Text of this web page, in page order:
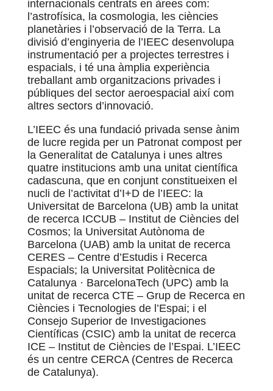
internacionals centrats en àrees com:
l’astrofísica, la cosmologia, les ciències
planetàries i l’observació de la Terra. La
divisió d’enginyeria de l’IEEC desenvolupa
instrumentació per a projectes terrestres i
espacials, i té una àmplia experiència
treballant amb organitzacions privades i
públiques del sector aeroespacial així com
altres sectors d’innovació.
L’IEEC és una fundació privada sense ànim
de lucre regida per un Patronat compost per
la Generalitat de Catalunya i unes altres
quatre institucions amb una unitat científica
cadascuna, que en conjunt constitueixen el
nucli de l’activitat d’I+D de l’IEEC: la
Universitat de Barcelona (UB) amb la unitat
de recerca ICCUB – Institut de Ciències del
Cosmos; la Universitat Autònoma de
Barcelona (UAB) amb la unitat de recerca
CERES – Centre d’Estudis i Recerca
Espacials; la Universitat Politècnica de
Catalunya · BarcelonaTech (UPC) amb la
unitat de recerca CTE – Grup de Recerca en
Ciències i Tecnologies de l’Espai; i el
Consejo Superior de Investigaciones
Científicas (CSIC) amb la unitat de recerca
ICE – Institut de Ciències de l’Espai. L’IEEC
és un centre CERCA (Centres de Recerca
de Catalunya).